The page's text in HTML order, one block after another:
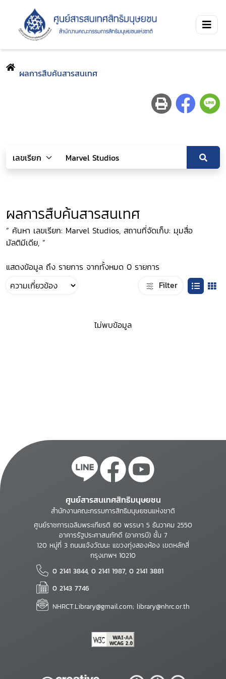
ผลการสืบค้นสารสนเทศ
ผลการสืบค้นสารสนเทศ
“ ค้นหา เลขเรียก: Marvel Studios, สถานที่จัดเก็บ: มุมสื่อ
มัลติมีเดีย, ”
แสดงข้อมูล ถึง รายการ จากทั้งหมด 0 รายการ
Filter
ไม่พบข้อมูล
ศูนย์สารสนเทศสิทธิมนุษยชน
สำนักงานคณะกรรมการสิทธิมนุษยชนแห่งชาติ
ศูนย์ราชการเฉลิมพระเกียรติ 80 พรรษา 5 ธันวาคม 2550
อาคารรัฐประศาสนภักดี (อาคารบี) ชั้น 7
120 หมู่ที่ 3 ถนนแจ้งวัฒนะ แขวงทุ่งสองห้อง เขตหลักสี่
กรุงเทพฯ 10210
0 2141 3844, 0 2141 1987, 0 2141 3881
0 2143 7746
NHRCT.Library@gmail.com; library@nhrc.or.th